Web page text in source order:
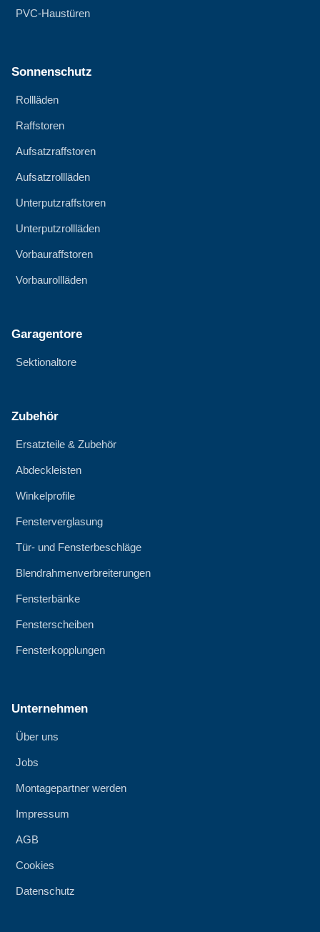
PVC-Haustüren
Sonnenschutz
Rollläden
Raffstoren
Aufsatzraffstoren
Aufsatzrollläden
Unterputzraffstoren
Unterputzrollläden
Vorbauraffstoren
Vorbaurollläden
Garagentore
Sektionaltore
Zubehör
Ersatzteile & Zubehör
Abdeckleisten
Winkelprofile
Fensterverglasung
Tür- und Fensterbeschläge
Blendrahmenverbreiterungen
Fensterbänke
Fensterscheiben
Fensterkopplungen
Unternehmen
Über uns
Jobs
Montagepartner werden
Impressum
AGB
Cookies
Datenschutz